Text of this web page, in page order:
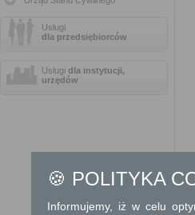
Usługi
dla przedsiębiorców
Usługi dla instytucji,
urzędów
🍪 POLITYKA
Informujemy, iż w celu